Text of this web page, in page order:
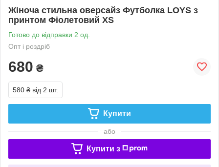
Жіноча стильна оверсайз Футболка LOYS з
принтом Фіолетовий XS
Готово до відправки 2 од.
Опт і роздріб
680 ₴
580 ₴ від 2 шт.
Купити
або
Купити з